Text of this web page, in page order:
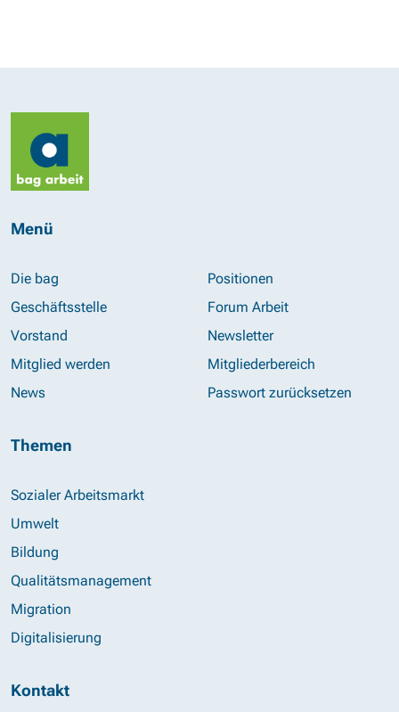
Menü
Die bag
Geschäftsstelle
Vorstand
Mitglied werden
News
Positionen
Forum Arbeit
Newsletter
Mitgliederbereich
Passwort zurücksetzen
Themen
Sozialer Arbeitsmarkt
Umwelt
Bildung
Qualitätsmanagement
Migration
Digitalisierung
Kontakt